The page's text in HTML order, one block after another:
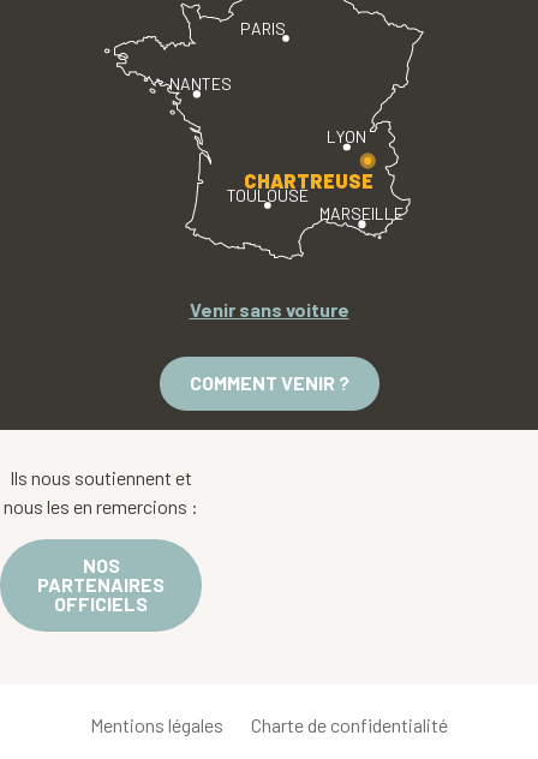
PARIS
LYON
TOULOUSE
MARSEILLE
NANTES
CHARTREUSE
Venir sans voiture
COMMENT VENIR ?
Ils nous soutiennent et
nous les en remercions :
NOS
PARTENAIRES
OFFICIELS
Mentions légales Charte de confidentialité